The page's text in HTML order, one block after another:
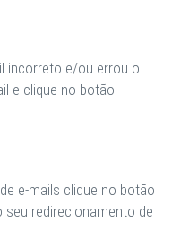
incorreto e/ou errou o
e clique no botão
e-mails clique no botão
seu redirecionamento de